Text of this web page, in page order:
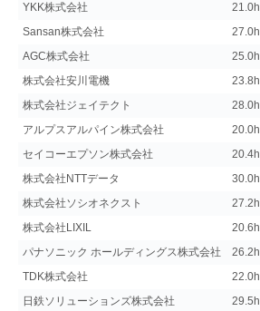
YKK株式会社
21.0h
Sansan株式会社
27.0h
AGC株式会社
25.0h
株式会社安川電機
23.8h
株式会社ジェイテクト
28.0h
アルプスアルパイン株式会社
20.0h
セイコーエプソン株式会社
20.4h
株式会社NTTデータ
30.0h
株式会社ソシオネクスト
27.2h
株式会社LIXIL
20.6h
パナソニック ホールディングス株式会社
26.2h
TDK株式会社
22.0h
日鉄ソリューションズ株式会社
29.5h